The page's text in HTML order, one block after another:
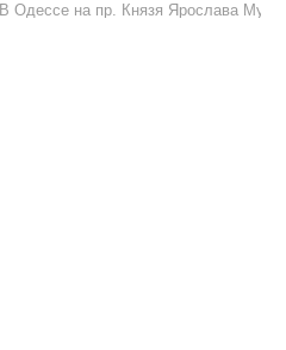
В Одессе на пр. Князя Ярослава